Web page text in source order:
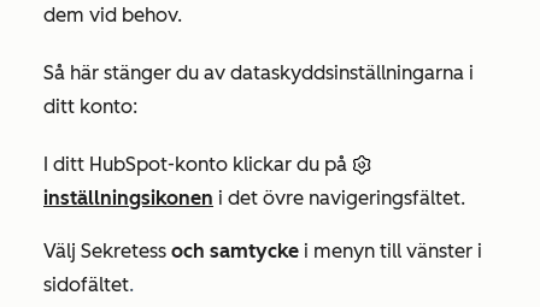
dem vid behov.
Så här stänger du av dataskyddsinställningarna i
ditt konto:
I ditt HubSpot-konto klickar du på
inställningsikonen i det övre navigeringsfältet.
Välj Sekretess och samtycke i menyn till vänster i
sidofältet.